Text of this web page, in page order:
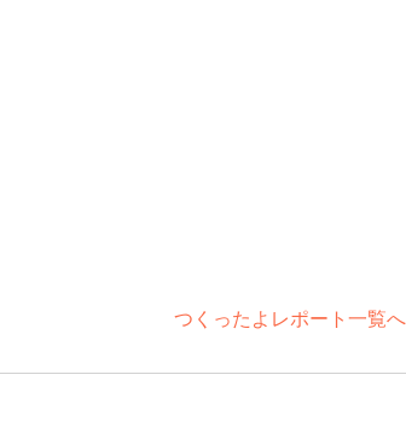
つくったよレポート一覧へ